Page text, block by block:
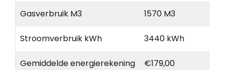
Gasverbruik M3 1570 M3
Stroomverbruik kWh 3440 kWh
Gemiddelde energierekening €179,00